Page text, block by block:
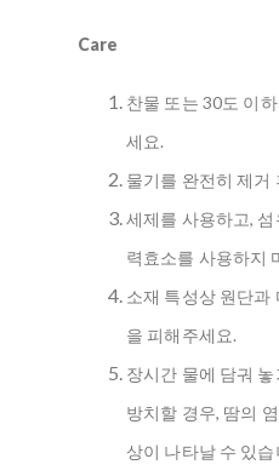
Care
찬물 또는 30도 이
세요.
물기를 완전히 제거
세제를 사용하고,
력효소를 사용하지
소재 특성상 원단과
을 피해주세요.
장시간 물에 담궈
방치할 경우, 땀의
상이 나타날 수 있습